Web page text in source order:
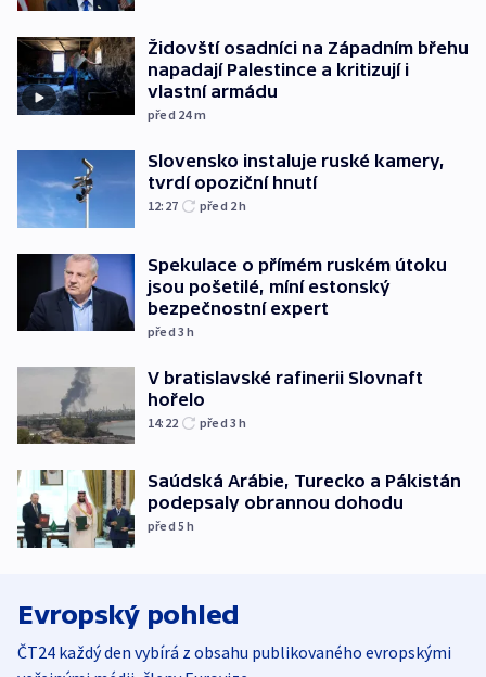
Židovští osadníci na Západním břehu
napadají Palestince a kritizují i
vlastní armádu
před 24m
Slovensko instaluje ruské kamery,
tvrdí opoziční hnutí
12:27 před 2h
Spekulace o přímém ruském útoku
jsou pošetilé, míní estonský
bezpečnostní expert
před 3h
V bratislavské rafinerii Slovnaft
hořelo
14:22 před 3h
Saúdská Arábie, Turecko a Pákistán
podepsaly obrannou dohodu
před 5h
Evropský pohled
ČT24 každý den vybírá z obsahu publikovaného evropskými